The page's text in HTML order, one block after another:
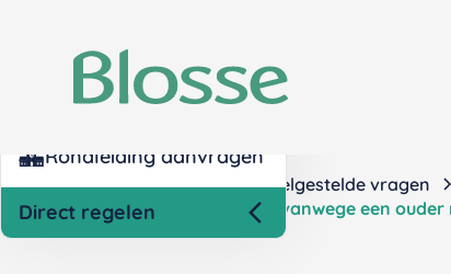
Nettokosten berekenen
Rondleiding aanvragen
Direct regelen
Home Contact
Veelgestelde vragen
Een kind moet naar huis vanwege een